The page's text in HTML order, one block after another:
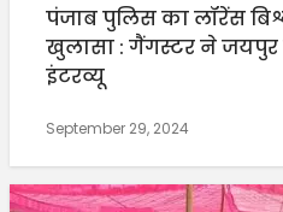
पंजाब पुलिस का लॉरेंस
खुलासा : गैंगस्टर ने जयपुर
इंटरव्यू
September 29, 2024